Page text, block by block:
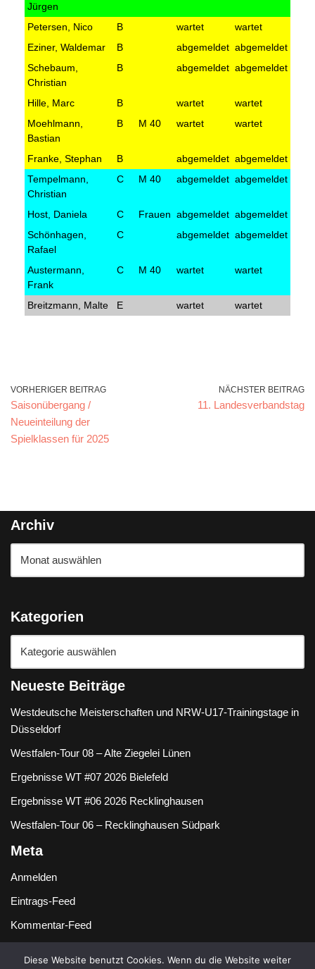
Jürgen
Petersen, Nico B wartet
wartet
Eziner, Waldemar
B abgemeldet abgemeldet
Schebaum,
Christian
B abgemeldet abgemeldet
Hille, Marc B wartet
wartet
Moehlmann,
Bastian
B M 40 wartet wartet
Franke, Stephan B abgemeldet abgemeldet
Tempelmann,
Christian
C M 40 abgemeldet abgemeldet
Host, Daniela C Frauen abgemeldet abgemeldet
Schönhagen,
Rafael
C abgemeldet abgemeldet
Austermann,
Frank
C M 40 wartet wartet
Breitzmann, Malte E wartet wartet
VORHERIGER BEITRAG
Saisonübergang /
Neueinteilung der
Spielklassen für 2025
NÄCHSTER BEITRAG
11. Landesverbandstag
Archiv
Kategorien
Neueste Beiträge
Westdeutsche Meisterschaften und NRW-U17-Trainingstage in
Düsseldorf
Westfalen-Tour 08 – Alte Ziegelei Lünen
Ergebnisse WT #07 2026 Bielefeld
Ergebnisse WT #06 2026 Recklinghausen
Westfalen-Tour 06 – Recklinghausen Südpark
Meta
Anmelden
Eintrags-Feed
Kommentar-Feed
Diese Website benutzt Cookies. Wenn du die Website weiter